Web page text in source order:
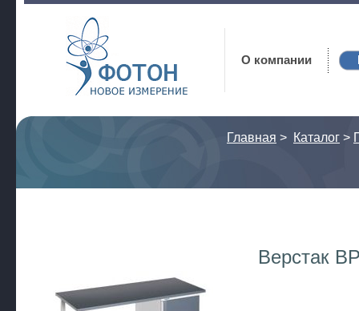
Фотон
О компании
Главная > Каталог >
Верстак